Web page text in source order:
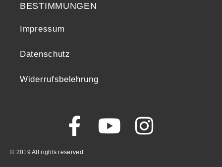
BESTIMMUNGEN
Impressum
Datenschutz
Widerrufsbelehrung
© 2019 All rights reserved